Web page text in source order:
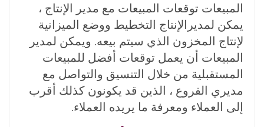
المبيعات توقعات المبيعات مع مدير الإنتاج ،
يمكن لمديرالإنتاج التخطيط ووضع الميزانية
لإنتاج المخزون الذي سيتم بيعه. ويمكن لمدير
المبيعات أن يعمل توقعات أفضل للمبيعات
المستقبلية من خلال التنسيق والتواصل مع
مديري الفروع ، الذين قد يكونون كذلك أقرب
إلى العملاء ومعرفة ما يريده العملاء.